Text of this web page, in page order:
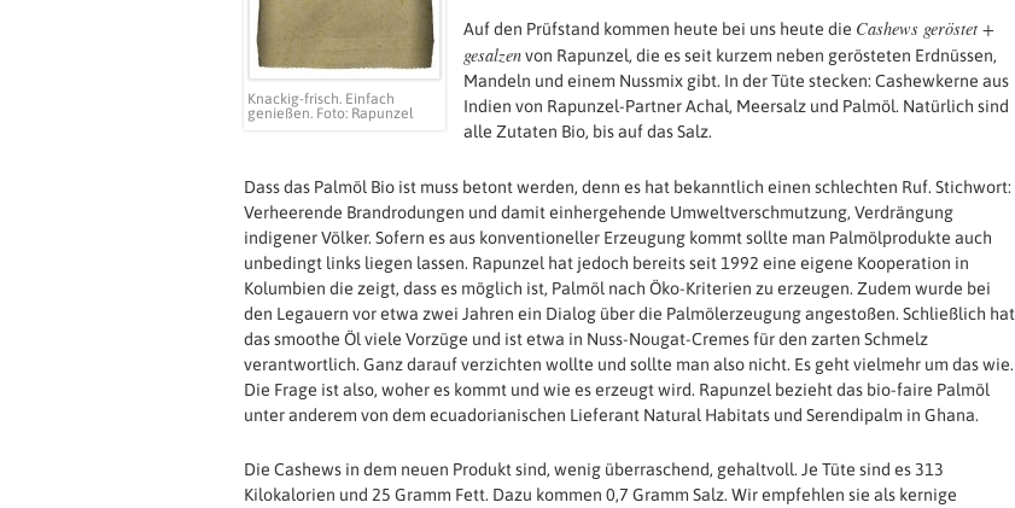
Knackig-frisch. Einfach
genießen. Foto: Rapunzel
Auf den Prüfstand kommen heute bei uns heute die Cashews geröstet +
gesalzenvon Rapunzel, die es seit kurzem neben gerösteten Erdnüssen,
Mandeln und einem Nussmix gibt. In der Tüte stecken: Cashewkerne aus
Indien von Rapunzel-Partner Achal, Meersalz und Palmöl. Natürlich sind
alle Zutaten Bio, bis auf das Salz.
Dass das Palmöl Bio ist muss betont werden, denn es hat bekanntlich einen schlechten Ruf. Stichwort:
Verheerende Brandrodungen und damit einhergehende Umweltverschmutzung, Verdrängung
indigener Völker. Sofern es aus konventioneller Erzeugung kommt sollte man Palmölprodukte auch
unbedingt links liegen lassen. Rapunzel hat jedoch bereits seit 1992 eine eigene Kooperation in
Kolumbien die zeigt, dass es möglich ist, Palmöl nach Öko-Kriterien zu erzeugen. Zudem wurde bei
den Legauern vor etwa zwei Jahren ein Dialog über die Palmölerzeugung angestoßen. Schließlich hat
das smoothe Öl viele Vorzüge und ist etwa in Nuss-Nougat-Cremes für den zarten Schmelz
verantwortlich. Ganz darauf verzichten wollte und sollte man also nicht. Es geht vielmehr um das wie.
Die Frage ist also, woher es kommt und wie es erzeugt wird. Rapunzel bezieht das bio-faire Palmöl
unter anderem von dem ecuadorianischen Lieferant Natural Habitats und Serendipalm in Ghana.
Die Cashews in dem neuen Produkt sind, wenig überraschend, gehaltvoll. Je Tüte sind es 313
Kilokalorien und 25 Gramm Fett. Dazu kommen 0,7 Gramm Salz. Wir empfehlen sie als kernige